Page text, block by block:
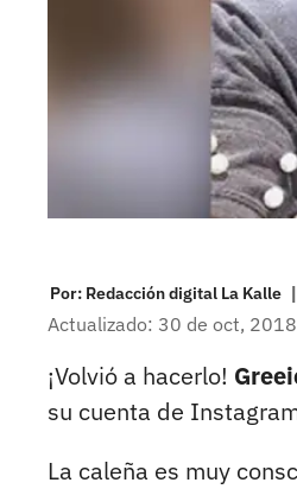
Por: Redacción digital La Kalle |
Actualizado: 30 de oct, 2018
¡Volvió a hacerlo!
su cuenta de
La caleña es muy